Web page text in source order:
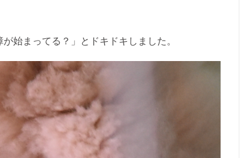
始まってる？」とドキドキしました。